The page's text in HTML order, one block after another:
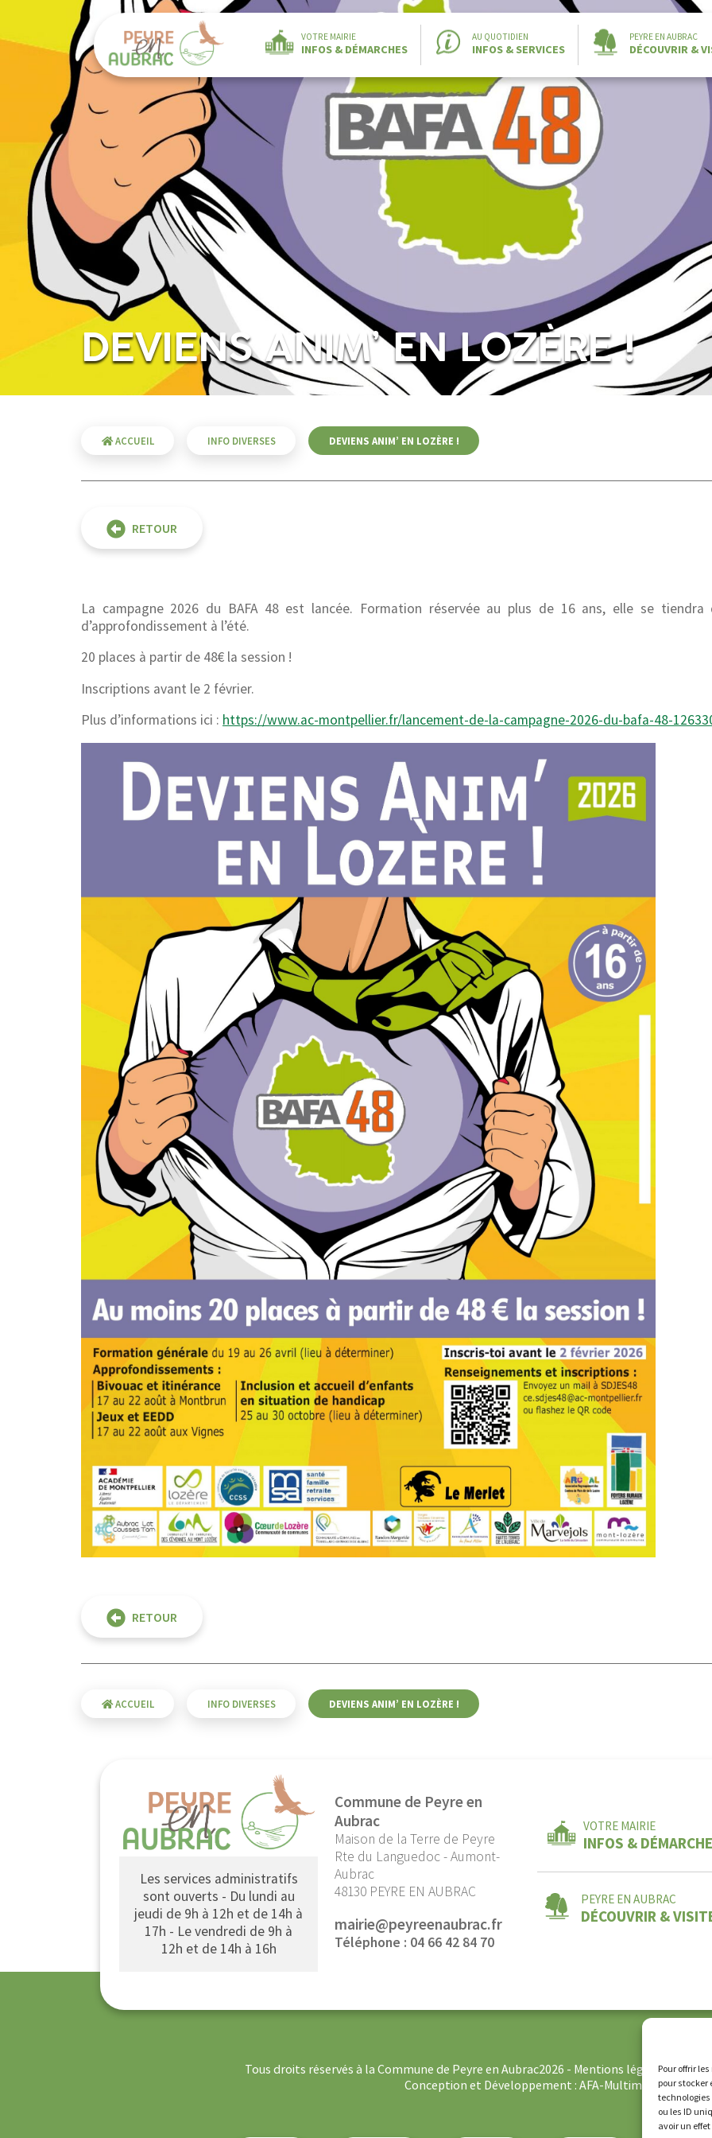
Pour offrir
pour stocker
ou les ID
avoir un
VOTRE MAIRIE
INFOS & DÉMARCHES
AU QUOTIDIEN
INFOS & SERVICES
PEYRE EN AUBRAC
DÉCOUVRIR &
DEVIENS ANIM’ EN LOZÈRE !
ACCUEIL INFO DIVERSES DEVIENS ANIM’ EN LOZÈRE !
RETOUR
La campagne 2026 du BAFA 48 est lancée. Formation réservée au plus de 16 ans, elle se
d’approfondissement à l’été.
20 places à partir de 48€ la session !
Inscriptions avant le 2 février.
Plus d’informations ici : https://www.ac-montpellier.fr/lancement-de-la-campagne-2026-du-bafa-48-
RETOUR
ACCUEIL INFO DIVERSES DEVIENS ANIM’ EN LOZÈRE !
Les services administratifs
sont ouverts - Du lundi au
jeudi de 9h à 12h et de 14h à
17h - Le vendredi de 9h à
12h et de 14h à 16h
Commune de Peyre en
Aubrac
Maison de la Terre de Peyre
Rte du Languedoc - Aumont-
Aubrac
48130 PEYRE EN AUBRAC
mairie@peyreenaubrac.fr
Téléphone : 04 66 42 84 70
VOTRE MAIRIE
INFOS &
PEYRE EN AUBRAC
DÉCOUVRIR &
Tous droits réservés à la Commune de Peyre en Aubrac2026 - Mentions légales-
Conception et Développement : AFA-Multimedia